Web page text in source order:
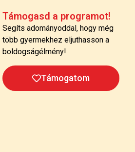
Támogasd a programot!
Segíts adományoddal, hogy még
több gyermekhez eljuthasson a
boldogságélmény!
Támogatom